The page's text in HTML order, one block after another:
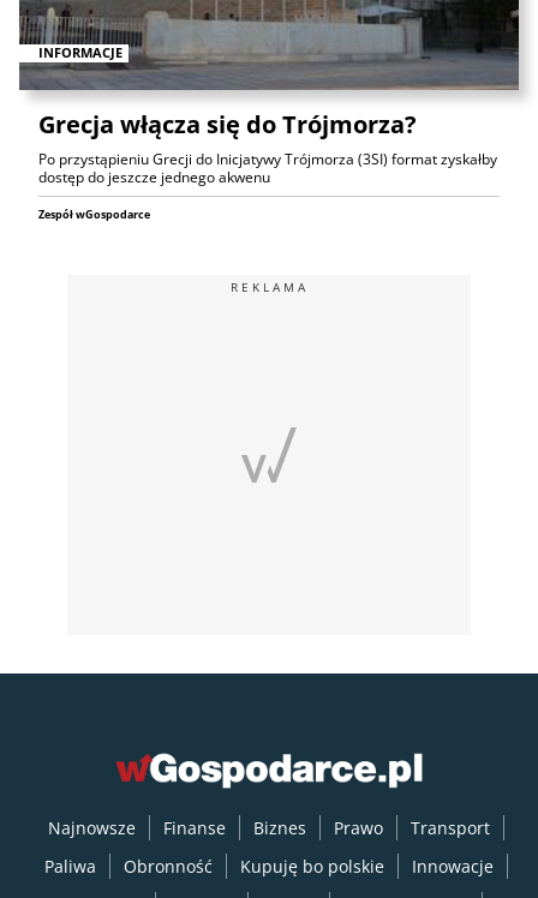
INFORMACJE
Grecja włącza się do Trójmorza?
Po przystąpieniu Grecji do Inicjatywy Trójmorza (3SI) format zyskałby
dostęp do jeszcze jednego akwenu
Zespół wGospodarce
REKLAMA
Najnowsze Finanse Biznes Prawo
Transport
Paliwa
Obronność Kupuję bo polskie
Innowacje